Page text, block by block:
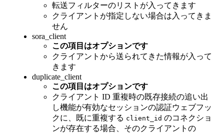
転送フィルターのリストが入ってきます
クライアントが指定しない場合は入ってきま
せん
sora_client
この項目はオプションです
クライアントから送られてきた情報が入って
きます
duplicate_client
この項目はオプションです
クライアント ID 重複時の既存接続の追い出
し機能が有効なセッションの認証ウェブフッ
クに、既に重複する client_id のコネクショ
ンが存在する場合、そのクライアントの